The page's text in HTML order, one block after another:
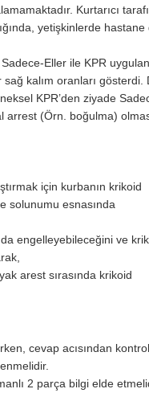
Kurtarıcı
yetişkinlerde hastane
Eller ile KPR
sağ kalım oranları gösterdi.
KPR’den ziyade
arrest (Örn. boğulma)
için kurbanın krikoid
solunumu esnasında
engelleyebileceğini ve
arest sırasında krikoid
cevap acısından kontrol
2 parça bilgi elde